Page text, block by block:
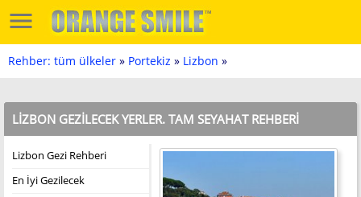
Rehber: tüm ülkeler » Portekiz » Lizbon »
LIZBON GEZILECEK YERLER. TAM SEYAHAT REHBERI
Lizbon Gezi Rehberi
En İyi Gezilecek